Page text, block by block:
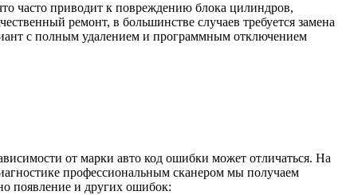
часто приводит к повреждению блока цилиндров,
ремонт, в большинстве случаев требуется замена
с полным удалением и программным отключением
от марки авто код ошибки может отличаться. На
профессиональным сканером мы получаем
появление и других ошибок: